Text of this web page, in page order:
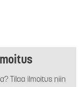
Tilaa ilmoitus niin